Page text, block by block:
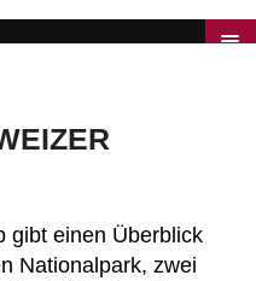
gibt einen Überblick
Nationalpark, zwei